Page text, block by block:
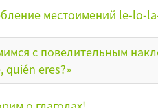
местоимений le-lo-
с повелительным
quién eres?»